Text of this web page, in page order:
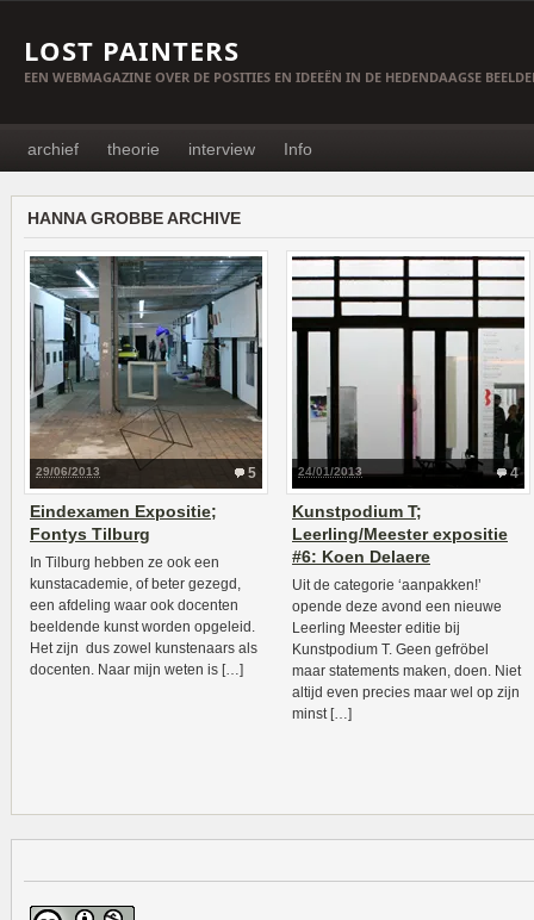
LOST PAINTERS
EEN WEBMAGAZINE OVER DE POSITIES EN IDEEËN IN DE HEDENDAAGSE
archief theorie interview Info
HANNA GROBBE ARCHIVE
5
29/06/2013
Eindexamen Expositie;
Fontys Tilburg
In Tilburg hebben ze ook een
kunstacademie, of beter gezegd,
een afdeling waar ook docenten
beeldende kunst worden opgeleid.
Het zijn dus zowel kunstenaars als
docenten. Naar mijn weten is […]
4
24/01/2013
Kunstpodium T;
Leerling/Meester expositie
#6: Koen Delaere
Uit de categorie ‘aanpakken!’
opende deze avond een nieuwe
Leerling Meester editie bij
Kunstpodium T. Geen gefröbel
maar statements maken, doen. Niet
altijd even precies maar wel op zijn
minst […]